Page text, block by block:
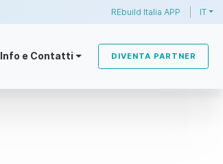
Info e Contatti
REbuild Italia APP IT
DIVENTA PARTNER